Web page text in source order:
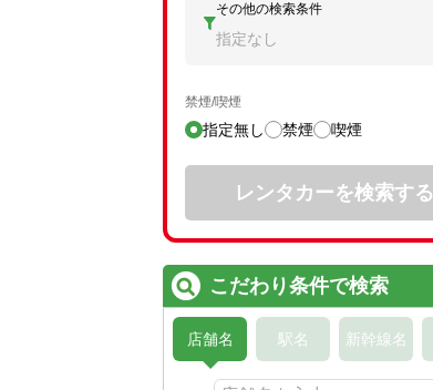
その他の検索条件
指定なし
禁煙/喫煙
指定無し 禁煙 喫煙
レンタカーを検索する
こだわり条件で検索
店舗名 駅名 新幹線名